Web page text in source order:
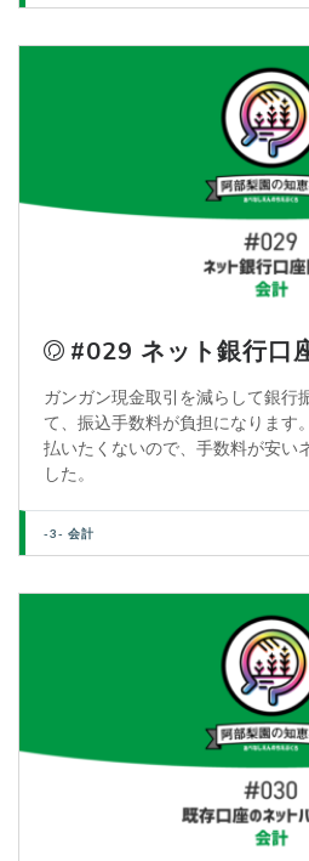
#029 ネット銀行口
ガンガン現金取引を減らして銀行
て、振込手数料が負担になります
払いたくないので、手数料が安い
した。
-3- 会計